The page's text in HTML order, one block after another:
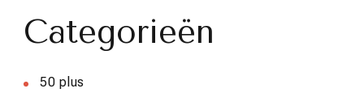
Categorieën
50 plus